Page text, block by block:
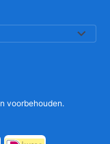
voorbehouden.